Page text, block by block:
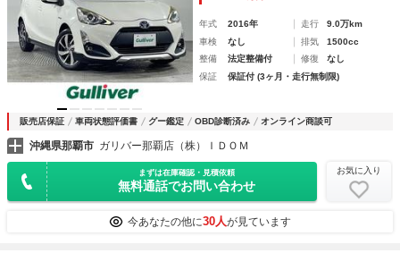
年式 2016年 走行
9.0万km
車検
なし 排気
1500cc
整備
法定整備付 修復
なし
保証
保証付 (3ヶ月・走行無制限)
販売店保証 車両状態評価書 グー鑑定 OBD診断済み オンライン商談可
沖縄県那覇市 ガリバー那覇店（株）ＩＤＯＭ
まずは在庫確認・見積依頼
無料通話でお問い合わせ
お気に入り
今あなたの他に30人が見ています